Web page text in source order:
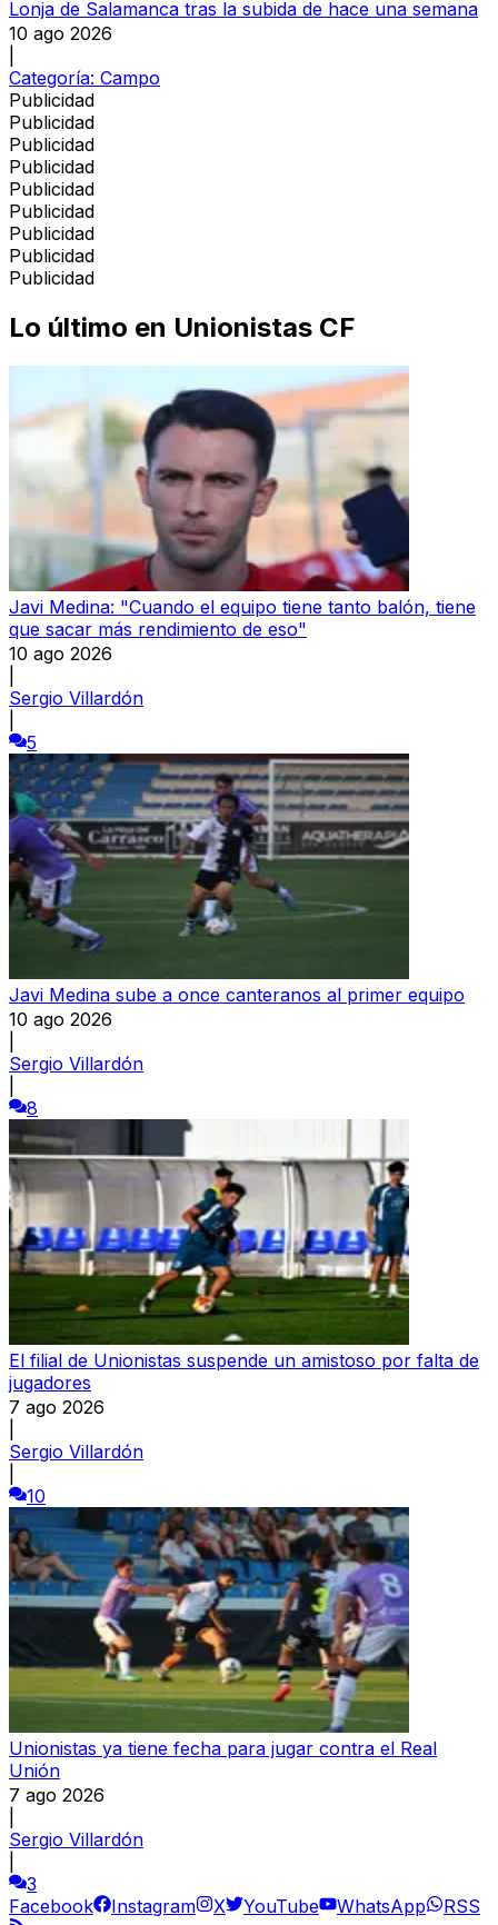
Lonja de Salamanca tras la subida de hace una semana
10 ago 2026
Categoría: Campo
Publicidad
Publicidad
Publicidad
Publicidad
Publicidad
Publicidad
Publicidad
Publicidad
Publicidad
Lo último en Unionistas CF
Javi Medina: "Cuando el equipo tiene tanto balón, tiene
que sacar más rendimiento de eso"
10 ago 2026
Sergio Villardón
5
Javi Medina sube a once canteranos al primer equipo
10 ago 2026
Sergio Villardón
8
El filial de Unionistas suspende un amistoso por falta de
jugadores
7 ago 2026
Sergio Villardón
10
Unionistas ya tiene fecha para jugar contra el Real
Unión
7 ago 2026
Sergio Villardón
3
Facebook
Instagram X YouTube WhatsApp RSS